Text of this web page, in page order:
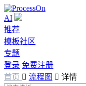
AI
推荐
模板社区
专题
登录 免费注册
首页  流程图  详情